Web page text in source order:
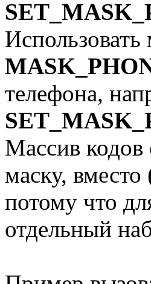
телефона,
Массив кодов
маску, вместо
потому что
отдельный